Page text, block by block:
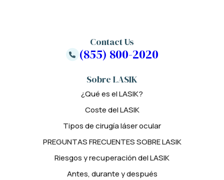
Sobre LASIK
¿Qué es el LASIK?
Coste del LASIK
Tipos de cirugía láser ocular
PREGUNTAS FRECUENTES SOBRE LASIK
Riesgos y recuperación del LASIK
Antes, durante y después
Contact Us
(855) 800-2020